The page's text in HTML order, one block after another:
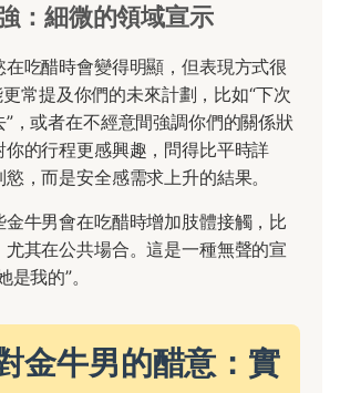
：細微的領域宣示
吃醋時會變得明顯，但表現方式很
常提及你們的未來計劃，比如“下次
，或者在不經意間強調你們的關係狀
的行程更感興趣，問得比平時詳
，而是安全感需求上升的結果。
牛男會在吃醋時增加肢體接觸，比
其在公共場合。這是一種無聲的宣
是我的”。
金牛男的醋意：實